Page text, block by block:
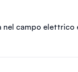
nel campo elettrico